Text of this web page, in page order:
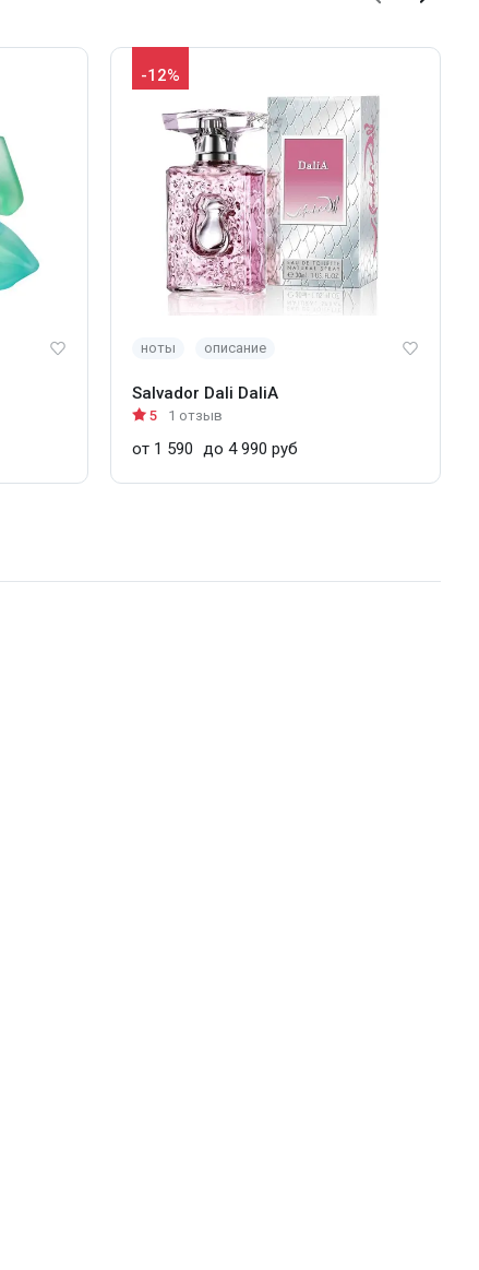
-12%
ноты описание
Salvador Dali DaliA
5 1 отзыв
от 1 590 до 4 990 руб